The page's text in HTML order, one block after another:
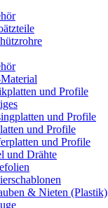
und Profile
und Profile
und Profile
und Profile
und Drähte
& Nieten (Plastik)